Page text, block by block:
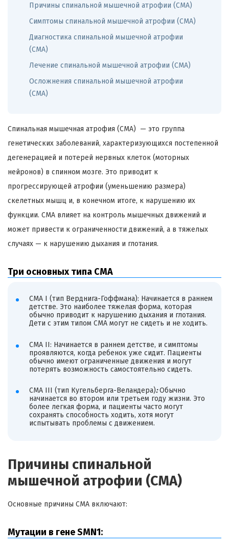
Причины спинальной мышечной атрофии (СМА)
Симптомы спинальной мышечной атрофии (СМА)
Диагностика спинальной мышечной атрофии
(СМА)
Лечение спинальной мышечной атрофии (СМА)
Осложнения спинальной мышечной атрофии
(СМА)
Спинальная мышечная атрофия (СМА) — это группа
генетических заболеваний, характеризующихся постепенной
дегенерацией и потерей нервных клеток (моторных
нейронов) в спинном мозге. Это приводит к
прогрессирующей атрофии (уменьшению размера)
скелетных мышц и, в конечном итоге, к нарушению их
функции. СМА влияет на контроль мышечных движений и
может привести к ограниченности движений, а в тяжелых
случаях — к нарушению дыхания и глотания.
Три основных типа СМА
СМА I (тип Верднига-Гоффмана): Начинается в раннем
детстве. Это наиболее тяжелая форма, которая
обычно приводит к нарушению дыхания и глотания.
Дети с этим типом СМА могут не сидеть и не ходить.
СМА II: Начинается в раннем детстве, и симптомы
проявляются, когда ребенок уже сидит. Пациенты
обычно имеют ограниченные движения и могут
потерять возможность самостоятельно сидеть.
СМА III (тип Кугельберга-Веландера):Обычно
начинается во втором или третьем году жизни. Это
более легкая форма, и пациенты часто могут
сохранять способность ходить, хотя могут
испытывать проблемы с движением.
Причины спинальной
мышечной атрофии (СМА)
Основные причины СМА включают:
Мутации в гене SMN1: